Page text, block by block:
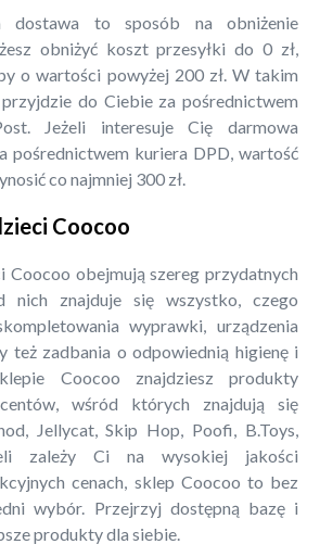
dostawa to sposób na obniżenie
obniżyć koszt przesyłki do 0 zł,
o wartości powyżej 200 zł. W takim
do Ciebie za pośrednictwem
Jeżeli interesuje Cię darmowa
pośrednictwem kuriera DPD, wartość
co najmniej 300 zł.
Coocoo
Coocoo obejmują szereg przydatnych
nich znajduje się wszystko, czego
wyprawki, urządzenia
też zadbania o odpowiednią higienę i
Coocoo znajdziesz produkty
wśród których znajdują się
Jellycat, Skip Hop, Poofi, B.Toys,
zależy Ci na wysokiej jakości
cenach, sklep Coocoo to bez
wybór. Przejrzyj dostępną bazę i
produkty dla siebie.